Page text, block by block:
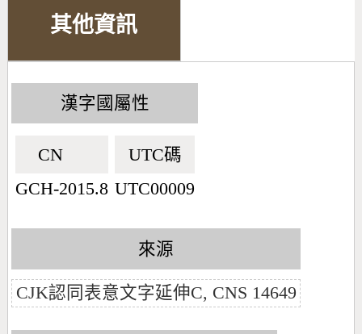
其他資訊
漢字國屬性
CN🇨🇳
GCH-2015.8
UTC碼
UTC00009
來源
CJK認同表意文字延伸C, CNS 14649